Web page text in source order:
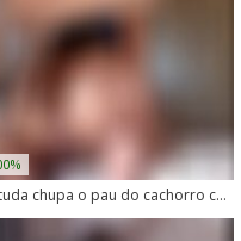
Peituda chupa o pau do cachorro com vontade